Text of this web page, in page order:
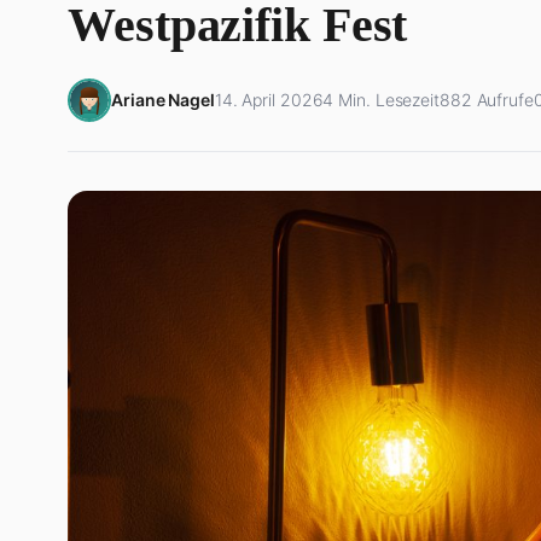
Westpazifik Fest
Ariane Nagel14. April 20264 Min. Lesezeit882 Aufrufe